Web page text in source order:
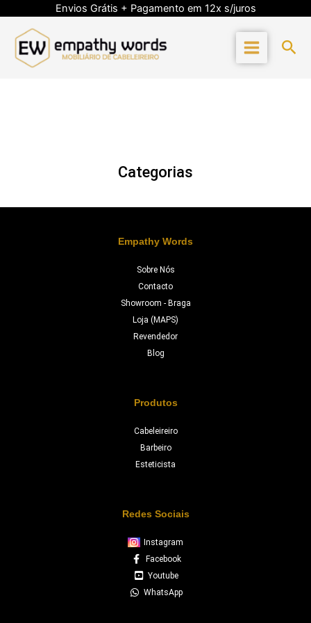
Envios Grátis + Pagamento em 12x s/juros
content
Categorias
Empathy Words
Sobre Nós
Contacto
Showroom - Braga
Loja (MAPS)
Revendedor
Blog
Produtos
Cabeleireiro
Barbeiro
Esteticista
Redes Sociais
Instagram
Facebook
Youtube
WhatsApp